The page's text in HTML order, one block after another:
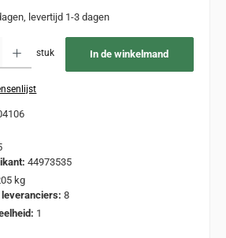
levertijd 1-3 dagen
stuk In de winkelmand
44973535
kg
8
1